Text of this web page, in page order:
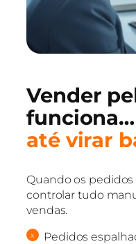
Vender
funciona…
até virar
Quando os
controlar tudo
vendas.
Pedidos